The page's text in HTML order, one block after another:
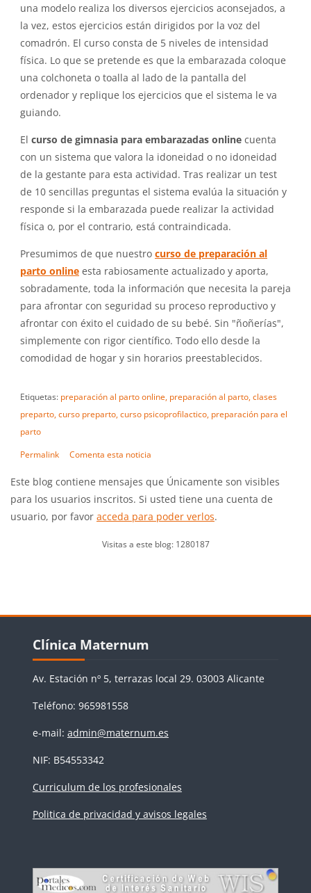
una modelo realiza los diversos ejercicios aconsejados, a
la vez, estos ejercicios están dirigidos por la voz del
comadrón. El curso consta de 5 niveles de intensidad
física. Lo que se pretende es que la embarazada coloque
una colchoneta o toalla al lado de la pantalla del
ordenador y replique los ejercicios que el sistema le va
guiando.
El curso de gimnasia para embarazadas online cuenta
con un sistema que valora la idoneidad o no idoneidad
de la gestante para esta actividad. Tras realizar un test
de 10 sencillas preguntas el sistema evalúa la situación y
responde si la embarazada puede realizar la actividad
física o, por el contrario, está contraindicada.
Presumimos de que nuestro curso de preparación al
parto online esta rabiosamente actualizado y aporta,
sobradamente, toda la información que necesita la pareja
para afrontar con seguridad su proceso reproductivo y
afrontar con éxito el cuidado de su bebé. Sin "ñoñerías",
simplemente con rigor científico. Todo ello desde la
comodidad de hogar y sin horarios preestablecidos.
Etiquetas: preparación al parto online, preparación al parto, clases
preparto, curso preparto, curso psicoprofilactico, preparación para el
parto
Permalink Comenta esta noticia
Este blog contiene mensajes que Únicamente son visibles
para los usuarios inscritos. Si usted tiene una cuenta de
usuario, por favor acceda para poder verlos.
Visitas a este blog: 1280187
Bloques
Clínica Maternum
Av. Estación nº 5, terrazas local 29. 03003 Alicante
Teléfono: 965981558
e-mail: admin@maternum.es
NIF: B54553342
Curriculum de los profesionales
Politica de privacidad y avisos legales